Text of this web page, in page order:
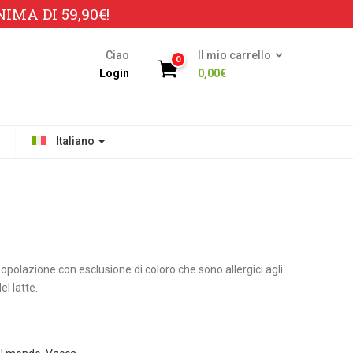
DI 59,90€!
Ciao
Login
0
Il mio carrello
0,00€
Italiano
con esclusione di coloro che sono allergici agli
latte.